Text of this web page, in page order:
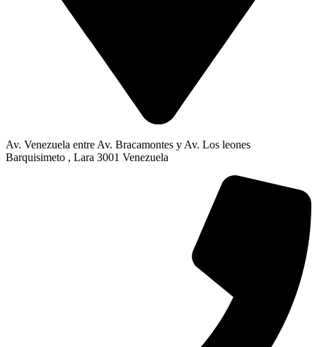
Av. Venezuela entre Av. Bracamontes y Av. Los leones
Barquisimeto , Lara 3001 Venezuela